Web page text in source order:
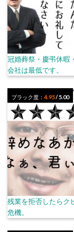
冠婚葬祭・慶弔休暇
会社は最低です。
ブラック度：4.95/ 5.00
残業を拒否したらク
危機。